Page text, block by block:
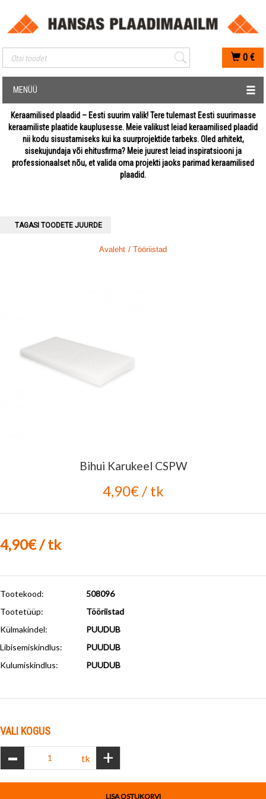
Mobiilis otsimise sisestus
0 €
MENÜÜ
Keraamilised plaadid – Eesti suurim valik! Tere tulemast Eesti suurimasse
keraamiliste plaatide kauplusesse. Meie valikust leiad keraamilised plaadid
nii kodu sisustamiseks kui ka suurprojektide tarbeks. Oled arhitekt,
sisekujundaja või ehitusfirma? Meie juurest leiad inspiratsiooni ja
professionaalset nõu, et valida oma projekti jaoks parimad keraamilised
plaadid.
TAGASI TOODETE JUURDE
Avaleht / Tööriistad
Bihui Karukeel CSPW
4,90€ / tk
4,90€ / tk
Tootekood:
508096
Tootetüüp:
Tööriistad
Külmakindel:
PUUDUB
Libisemiskindlus:
PUUDUB
Kulumiskindlus: PUUDUB
VALI KOGUS
- tk +
LISA OSTUKORVI